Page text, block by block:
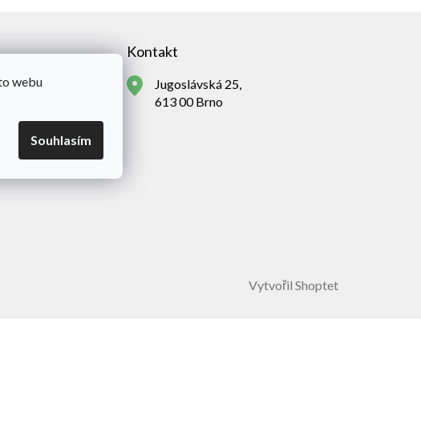
webu
Souhlasím
Kontakt
Jugoslávská 25,
613 00 Brno
Vytvořil Shoptet